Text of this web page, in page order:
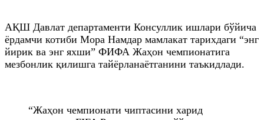
АҚШ Давлат департаменти Консуллик ишлари бўйича
ёрдамчи котиби Мора Намдар мамлакат тарихдаги “энг
йирик ва энг яхши” ФИФА Жаҳон чемпионатига
мезбонлик қилишга тайёрланаётганини таъкидлади.
“Жаҳон чемпионати чиптасини харид